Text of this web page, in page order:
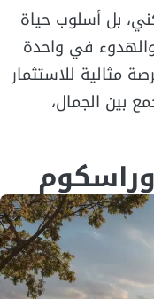
بل أسلوب حياة
في واحدة
مثالية للاستثمار
بين الجمال،